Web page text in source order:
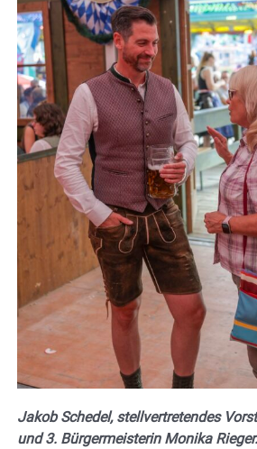
Jakob Schedel, stellvertretendes
und 3. Bürgermeisterin Monika Rieger.